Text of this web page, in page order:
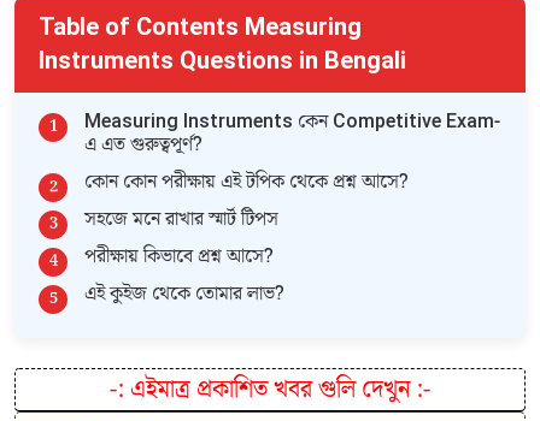
Table of Contents Measuring
Instruments Questions in Bengali
Measuring Instruments কেন Competitive Exam-
এ এত গুরুত্বপূর্ণ?
কোন কোন পরীক্ষায় এই টপিক থেকে প্রশ্ন আসে?
সহজে মনে রাখার স্মার্ট টিপস
পরীক্ষায় কিভাবে প্রশ্ন আসে?
এই কুইজ থেকে তোমার লাভ?
-: এইমাত্র প্রকাশিত খবর গুলি দেখুন:-